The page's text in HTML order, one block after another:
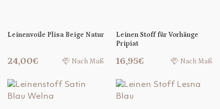
Leinenvoile Plisa Beige Natur
24,00€ Nach Maß
Leinen Stoff für Vorhänge
Pripiat
16,95€ Nach Maß